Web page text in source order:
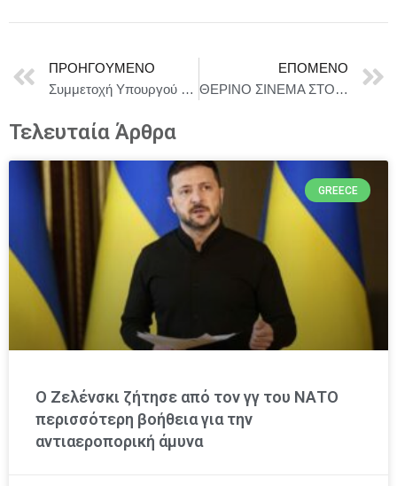
ΠΡΟΗΓΟΎΜΕΝΟ
Συμμετοχή Υπουργού Εξωτερικών, Γιώργου Γεραπετρίτη, σε έκτακτη συνάντηση των Υπουργών Εξωτερικών των κρατών μελών της Ευρωπαϊκής Ένωσης
ΕΠΌΜΕΝΟ
ΘΕΡΙΝΟ ΣΙΝΕΜΑ ΣΤΟ ΠΑΡΚΟ ‘25 Σινέ Έναστρον
Τελευταία Άρθρα
GREECE
Ο Ζελένσκι ζήτησε από τον γγ του ΝΑΤΟ
περισσότερη βοήθεια για την
αντιαεροπορική άμυνα